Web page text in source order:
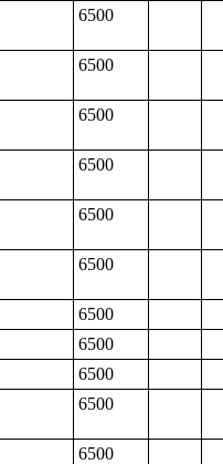
6500
6500
6500
6500
6500
6500
6500
6500
6500
6500
6500